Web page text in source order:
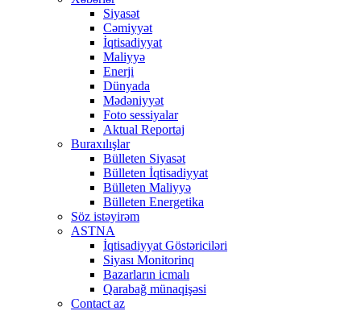
Siyasət
Cəmiyyət
İqtisadiyyat
Maliyyə
Enerji
Dünyada
Mədəniyyət
Foto sessiyalar
Aktual Reportaj
Buraxılışlar
Bülleten Siyasət
Bülleten İqtisadiyyat
Bülleten Maliyyə
Bülleten Energetika
Söz istəyirəm
ASTNA
İqtisadiyyat Göstəriciləri
Siyası Monitorinq
Bazarların icmalı
Qarabağ münaqişəsi
Contact az